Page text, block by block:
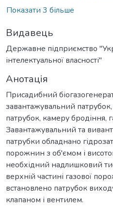
Показати 3 більше
Видавець
Державне підприємство
інтелектуальної власності"
Анотація
Присадибний
завантажувальний
патрубок, камеру бродіння,
Завантажувальний та
патрубки обладнано
порожнин з об'ємом і
необхідний надлишковий
верхній частині газової
встановлено патрубок
клапаном і вентилем.